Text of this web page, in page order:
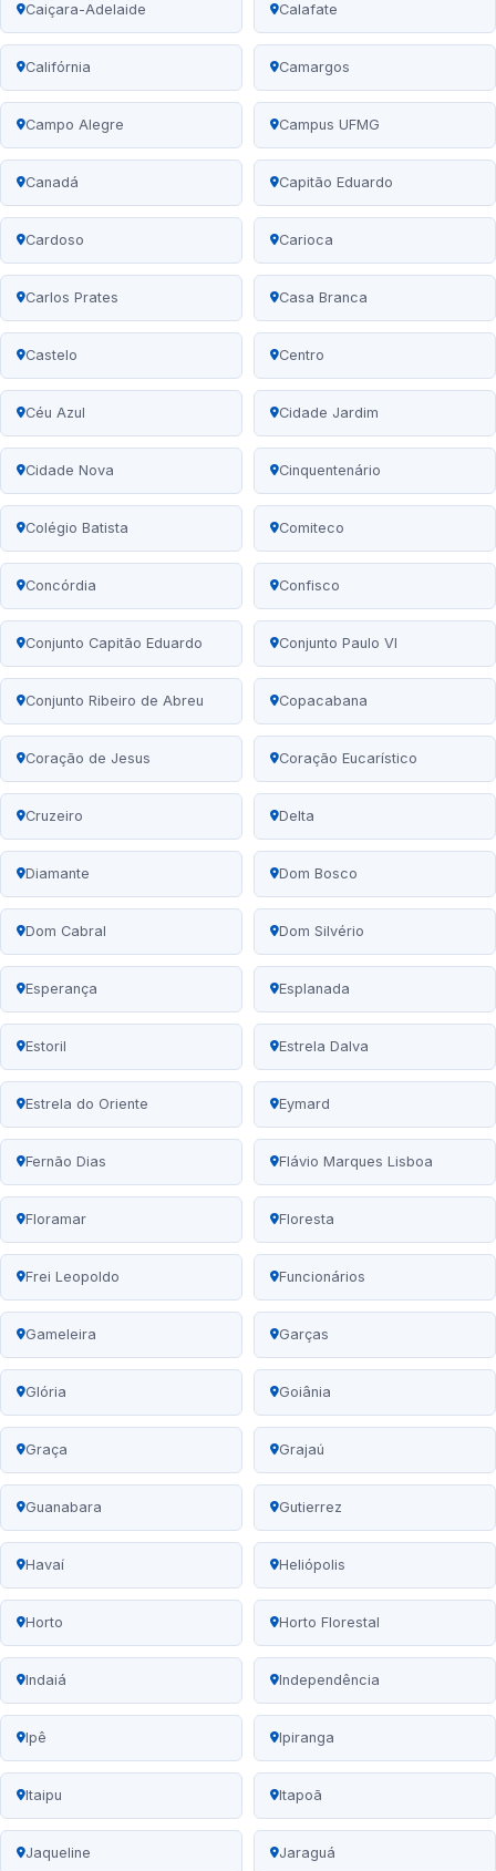
Caiçara-Adelaide Calafate
Califórnia Camargos
Campo Alegre Campus UFMG
Canadá Capitão Eduardo
Cardoso Carioca
Carlos Prates Casa Branca
Castelo Centro
Céu Azul Cidade Jardim
Cidade Nova Cinquentenário
Colégio Batista Comiteco
Concórdia Confisco
Conjunto Capitão Eduardo Conjunto Paulo VI
Conjunto Ribeiro de Abreu Copacabana
Coração de Jesus Coração Eucarístico
Cruzeiro Delta
Diamante Dom Bosco
Dom Cabral Dom Silvério
Esperança Esplanada
Estoril Estrela Dalva
Estrela do Oriente Eymard
Fernão Dias Flávio Marques Lisboa
Floramar Floresta
Frei Leopoldo Funcionários
Gameleira Garças
Glória Goiânia
Graça Grajaú
Guanabara Gutierrez
Havaí Heliópolis
Horto Horto Florestal
Indaiá Independência
Ipê Ipiranga
Itaipu Itapoã
Jaqueline Jaraguá